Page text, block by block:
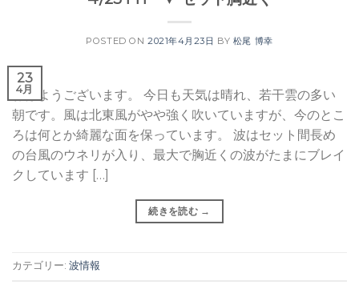
POSTED ON 2021年4月23日 BY 松尾 博幸
23
4月
おはようございます。 今日も天気は晴れ、若干雲の多い
朝です。風は北東風がやや強く吹いていますが、今のとこ
ろは何とか綺麗な面を保っています。 波はセット間長め
の台風のウネリが入り、最大で胸近くの波がたまにブレイ
クしています […]
続きを読む →
カテゴリー: 波情報